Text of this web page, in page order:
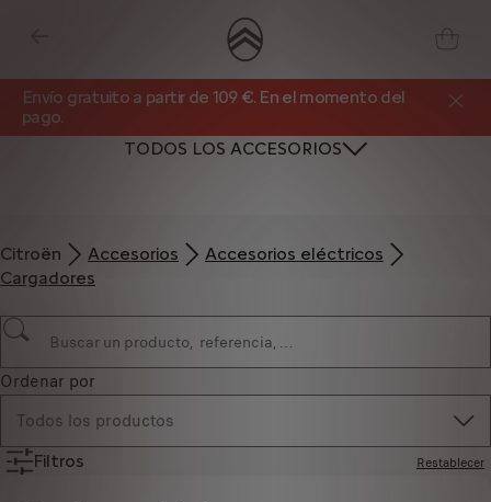
Envío gratuito a partir de 109 €. En el momento del
pago.
TODOS LOS ACCESORIOS
Citroën Accesorios
Accesorios eléctricos
Cargadores
Ordenar por
Todos los productos
Filtros Restablecer